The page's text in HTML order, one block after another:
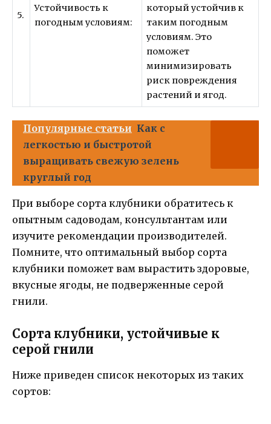
5.
Устойчивость к
погодным условиям:
который устойчив к
таким погодным
условиям. Это
поможет
минимизировать
риск повреждения
растений и ягод.
Популярные статьи Как с
легкостью и быстротой
выращивать свежую зелень
круглый год
При выборе сорта клубники обратитесь к
опытным садоводам, консультантам или
изучите рекомендации производителей.
Помните, что оптимальный выбор сорта
клубники поможет вам вырастить здоровые,
вкусные ягоды, не подверженные серой
гнили.
Сорта клубники, устойчивые к
серой гнили
Ниже приведен список некоторых из таких
сортов: